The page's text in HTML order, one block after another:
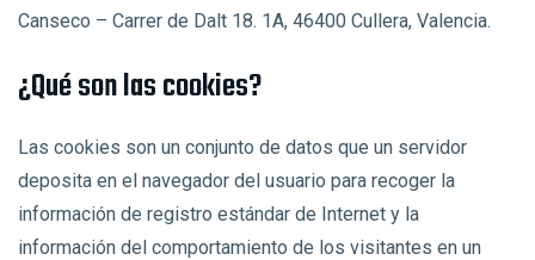
Canseco – Carrer de Dalt 18. 1A, 46400 Cullera, Valencia.
¿Qué son las cookies?
Las cookies son un conjunto de datos que un servidor
deposita en el navegador del usuario para recoger la
información de registro estándar de Internet y la
información del comportamiento de los visitantes en un